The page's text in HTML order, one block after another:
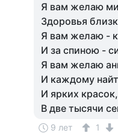
Я вам желаю
Здоровья
Я вам желаю -
И за спиною -
Я вам желаю
И каждому
И ярких
В две тысячи
9 лет 1